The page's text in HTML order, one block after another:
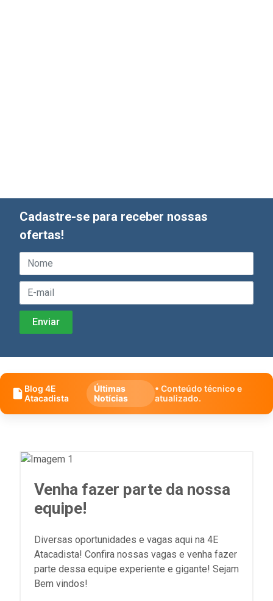
Cadastre-se para receber nossas
ofertas!
Blog 4E
Atacadista
Últimas
Notícias
• Conteúdo técnico e
atualizado.
Venha fazer parte da nossa
equipe!
Diversas oportunidades e vagas aqui na 4E
Atacadista! Confira nossas vagas e venha fazer
parte dessa equipe experiente e gigante! Sejam
Bem vindos!